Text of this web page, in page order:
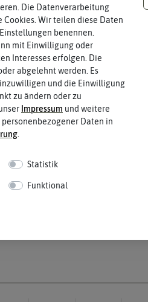
Die Datenverarbeitung
Wir teilen diese Daten
benennen.
mit Einwilligung oder
Interesses erfolgen. Die
abgelehnt werden. Es
und die Einwilligung
zu ändern oder zu
Impressum und weitere
Daten in
Statistik
Funktional